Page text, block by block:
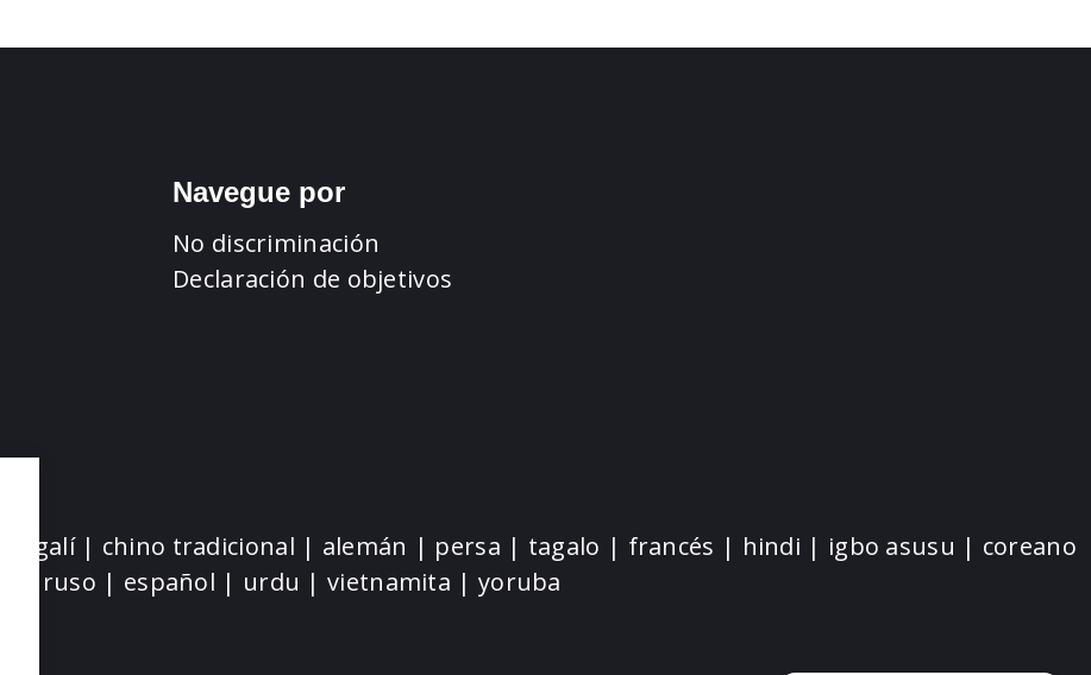
Navegue por
No discriminación
Declaración de objetivos
| chino tradicional | alemán | persa | tagalo | francés | hindi | igbo asusu | coreano
| ruso | español | urdu | vietnamita | yoruba